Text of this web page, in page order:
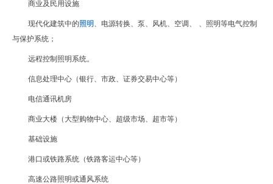
商业及民用设施
现代化建筑中的照明 、电源转换、泵、风机、空调、
、照明等电气控制
与保护系统；
远程控制照明系统。
信息处理中心（银行、市政、证券交易中心等）
电信通讯机房
商业大楼（大型购物中心、超级市场、超市等）
基础设施
港口或铁路系统（铁路客运中心等）
高速公路照明或通风系统